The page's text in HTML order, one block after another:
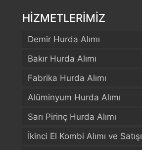
HİZMETLERİMİZ
Demir Hurda Alımı
Bakır Hurda Alımı
Fabrika Hurda Alımı
Alüminyum Hurda Alımı
Sarı Pirinç Hurda Alımı
İkinci El Kombi Alımı ve Satışı